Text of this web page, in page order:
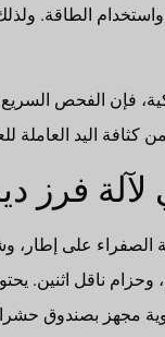
الطاقة.
فإن الفحص
كثافة اليد العاملة
فرز
على إطار،
وحزام ناقل اثنين.
مجهز بصندوق